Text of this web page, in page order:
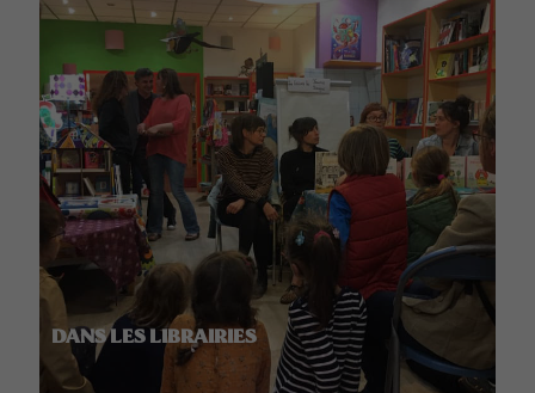
DANS LES LIBRAIRIES